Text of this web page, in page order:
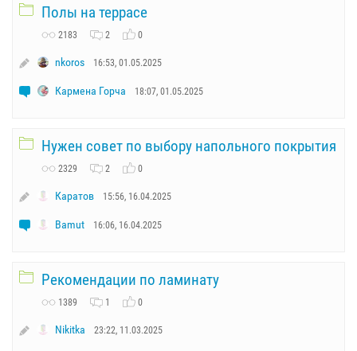
Полы на террасе
2183 2 0
nkoros 16:53, 01.05.2025
Кармена Горча 18:07, 01.05.2025
Нужен совет по выбору напольного покрытия
2329 2 0
Каратов 15:56, 16.04.2025
Bamut 16:06, 16.04.2025
Рекомендации по ламинату
1389 1 0
Nikitka 23:22, 11.03.2025